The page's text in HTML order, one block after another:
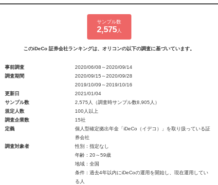
サンプル数
2,575人
このiDeCo 証券会社ランキングは、オリコンの以下の調査に基づいています。
事前調査
2020/06/08～2020/09/14
調査期間
2020/09/15～2020/09/28
2019/10/09～2019/10/16
更新日
2021/01/04
サンプル数
2,575人（調査時サンプル数8,905人）
規定人数
100人以上
調査企業数
15社
定義
個人型確定拠出年金「iDeCo（イデコ）」を取り扱っている証
券会社
調査対象者
性別：指定なし
年齢：20～59歳
地域：全国
条件：過去4年以内にiDeCoの運用を開始し、現在運用してい
る人